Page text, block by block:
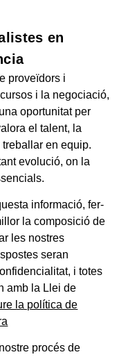
en
proveïdors i
i la negociació,
oportunitat per
el talent, la
en equip.
evolució, on la
informació, fer-
la composició de
les nostres
seran
i totes
amb la Llei de
la política de
procés de